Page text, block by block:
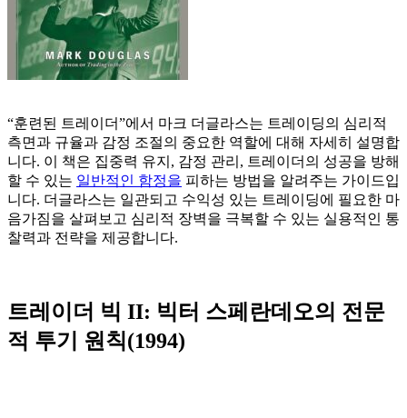
“훈련된 트레이더”에서 마크 더글라스는 트레이딩의 심리적
측면과 규율과 감정 조절의 중요한 역할에 대해 자세히 설명합
니다. 이 책은 집중력 유지, 감정 관리, 트레이더의 성공을 방해
할 수 있는 일반적인 함정을 피하는 방법을 알려주는 가이드입
니다. 더글라스는 일관되고 수익성 있는 트레이딩에 필요한 마
음가짐을 살펴보고 심리적 장벽을 극복할 수 있는 실용적인 통
찰력과 전략을 제공합니다.
트레이더 빅 II: 빅터 스페란데오의 전문
적 투기 원칙(1994)